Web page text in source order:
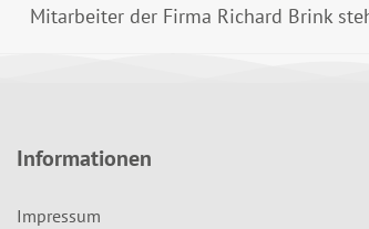
Mitarbeiter der Firma Richard Brink
Informationen
Impressum